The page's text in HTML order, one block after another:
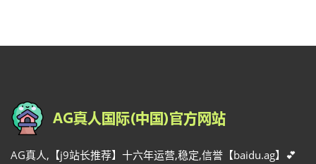
AG真人,【j9站长推荐】十六年运营,稳定,信誉【baidu.ag】💕